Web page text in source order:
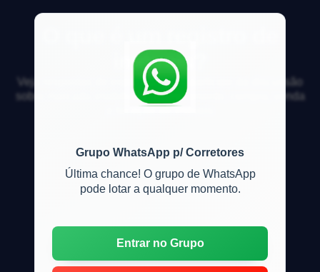
Grupo WhatsApp p/ Corretores
Última chance! O grupo de WhatsApp
pode lotar a qualquer momento.
Entrar no Grupo
imóveis?
Veja respostas de especialistas e participe da discussão
sobre mercado imobiliário, financiamento, compra, venda
e locação de imóveis